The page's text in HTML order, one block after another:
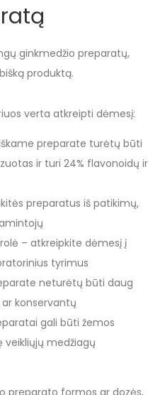
ginkmedžio preparatų,
produktą.
verta atkreipti dėmesį:
preparate turėtų būti
ir turi 24% flavonoidų ir
preparatus iš patikimų,
– atkreipkite dėmesį į
tyrimus
neturėtų būti daug
konservantų
gali būti žemos
veikliųjų medžiagų